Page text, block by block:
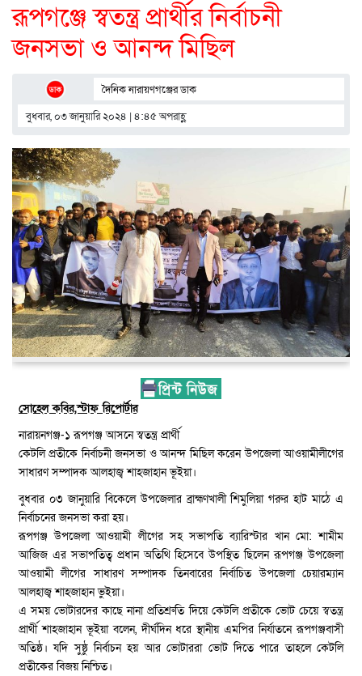
রূপগঞ্জে স্বতন্ত্র প্রার্থীর নির্বাচনী
জনসভা ও আনন্দ মিছিল
দৈনিক নারায়ণগঞ্জের ডাক
বুধবার, ০৩ জানুয়ারি ২০২৪ | ৪:৪৫ অপরাহ্ণ
সোহেল কবির,স্টাফ রিপোর্টার
নারায়নগঞ্জ-১ রূপগঞ্জ আসনে স্বতন্ত্র প্রার্থী
কেটলি প্রতীকে নির্বাচনী জনসভা ও আনন্দ মিছিল করেন উপজেলা আওয়ামীলীগের
সাধারণ সম্পাদক আলহাজ্ব শাহজাহান ভূইয়া।
বুধবার ০৩ জানুয়ারি বিকেলে উপজেলার ব্রাহ্মণখালী শিমুলিয়া গরুর হাট মাঠে এ
নির্বাচনের জনসভা করা হয়।
রূপগঞ্জ উপজেলা আওয়ামী লীগের সহ সভাপতি ব্যারিস্টার খান মো: শামীম
আজিজ এর সভাপতিত্ব প্রধান অতিথি হিসেবে উপস্থিত ছিলেন রূপগঞ্জ উপজেলা
আওয়ামী লীগের সাধারণ সম্পাদক তিনবারের নির্বাচিত উপজেলা চেয়ারম্যান
আলহাজ্ব শাহজাহান ভুইয়া।
এ সময় ভোটারদের কাছে নানা প্রতিশ্রুতি দিয়ে কেটলি প্রতীকে ভোট চেয়ে স্বতন্ত্র
প্রার্থী শাহজাহান ভূইয়া বলেন, দীর্ঘদিন ধরে স্থানীয় এমপির নির্যাতনে রূপগঞ্জবাসী
অতিষ্ঠ। যদি সুষ্ঠু নির্বাচন হয় আর ভোটাররা ভোট দিতে পারে তাহলে কেটলি
প্রতীকের বিজয় নিশ্চিত।